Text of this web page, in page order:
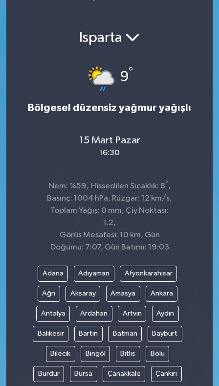
Isparta
9°
Bölgesel düzensiz yağmur yağışlı
15 Mart Pazar
16:30
Nem: %59, Hissedilen Sıcaklık: 8° ,
Basınç: 1004 hPa, Rüzgar: 12 km/s,
Toplam Yağış: 0 mm, Çiy Noktası:
1.2,
Görüş Mesafesi: 10 km, Gün
Doğumu: 7:07, Gün Batımı: 19:03
Adana Adıyaman Afyonkarahisar
Ağrı Aksaray Amasya Ankara
Antalya Ardahan Artvin Aydın
Balıkesir Bartın Batman Bayburt
Bilecik Bingöl Bitlis Bolu
Burdur Bursa Çanakkale Çankırı